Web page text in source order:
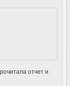
отчет и